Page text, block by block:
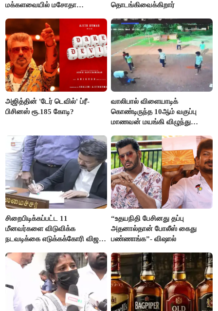
மக்களவையில் மசோதா
தொடங்கிவைக்கிறார்
அஜித்தின் 'டேர் டெவில்' ப்ரீ-
பிசினஸ் ரூ.185 கோடி?
வாலிபால் விளையாடிக்
கொண்டிருந்த 10ஆம் வகுப்பு
மாணவன் மயங்கி விழுந்து
சிறைபிடிக்கப்பட்ட 11
மீனவர்களை விடுவிக்க
நடவடிக்கை எடுக்கக்கோரி விஜய்
“உதயநிதி பேசினது தப்பு
அதனால்தான் போலீஸ் கைது
பண்ணாங்க”- விஷால்